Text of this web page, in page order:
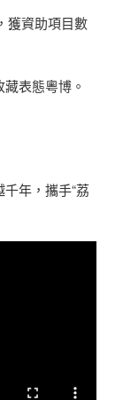
獲資助項目數
表態粵博。
年，攜手“荔